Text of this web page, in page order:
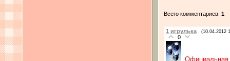
Всего комментариев: 1
1 игрулька (10.04.2012
0
Официальная